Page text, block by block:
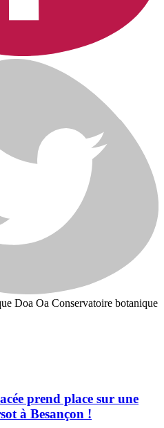
prend place sur une
à Besançon !